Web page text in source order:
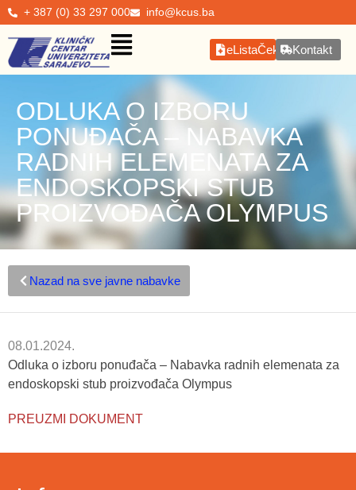
+ 387 (0) 33 297 000 info@kcus.ba
eListaČekanjaKontakt
ODLUKA O IZBORU
PONUĐAČA – NABAVKA
RADNIH ELEMENATA ZA
ENDOSKOPSKI STUB
PROIZVOĐAČA OLYMPUS
Nazad na sve javne nabavke
08.01.2024.
Odluka o izboru ponuđača – Nabavka radnih elemenata za
endoskopski stub proizvođača Olympus
PREUZMI DOKUMENT